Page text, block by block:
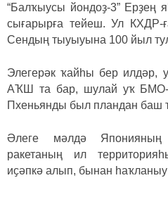
“Балҡыусы йондоҙ-3” Ерҙең
сығарырға тейеш. Ул
Сендың тыуыуына 100 йыл
Элегерәк ҡайһы бер илдәр,
АҠШ та бар, шулай уҡ БМО-
Пхеньянды был пландан баш
Әлеге мәлдә Японияның
ракетаның ил
иҫәпкә алып, бынан